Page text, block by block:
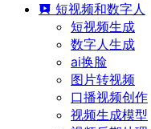
短视频和数字人
短视频生成
数字人生成
ai换脸
图片转视频
口播视频创作
视频生成模型